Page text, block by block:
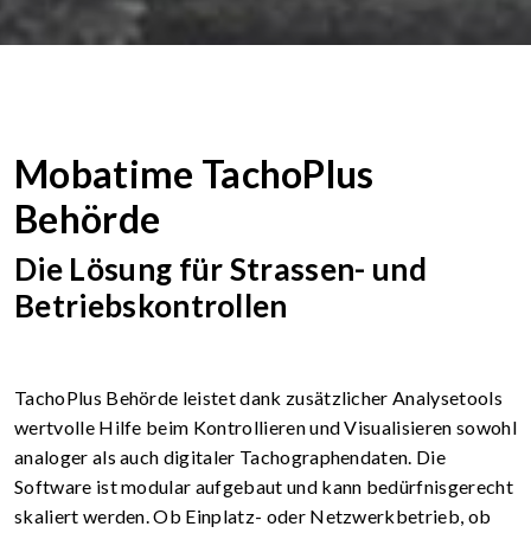
Mobatime TachoPlus
Behörde
Die Lösung für Strassen- und
Betriebskontrollen
TachoPlus Behörde leistet dank zusätzlicher Analysetools
wertvolle Hilfe beim Kontrollieren und Visualisieren sowohl
analoger als auch digitaler Tachographendaten. Die
Software ist modular aufgebaut und kann bedürfnisgerecht
skaliert werden. Ob Einplatz- oder Netzwerkbetrieb, ob